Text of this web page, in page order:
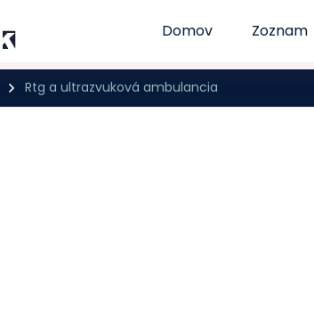
Domov Zoznam
Rtg a ultrazvuková ambulancia